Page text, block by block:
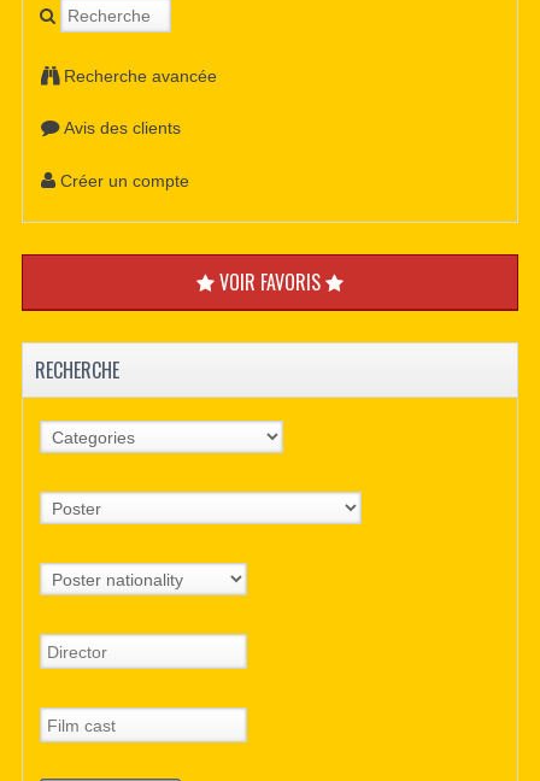
Recherche avancée
Avis des clients
Créer un compte
VOIR FAVORIS
RECHERCHE